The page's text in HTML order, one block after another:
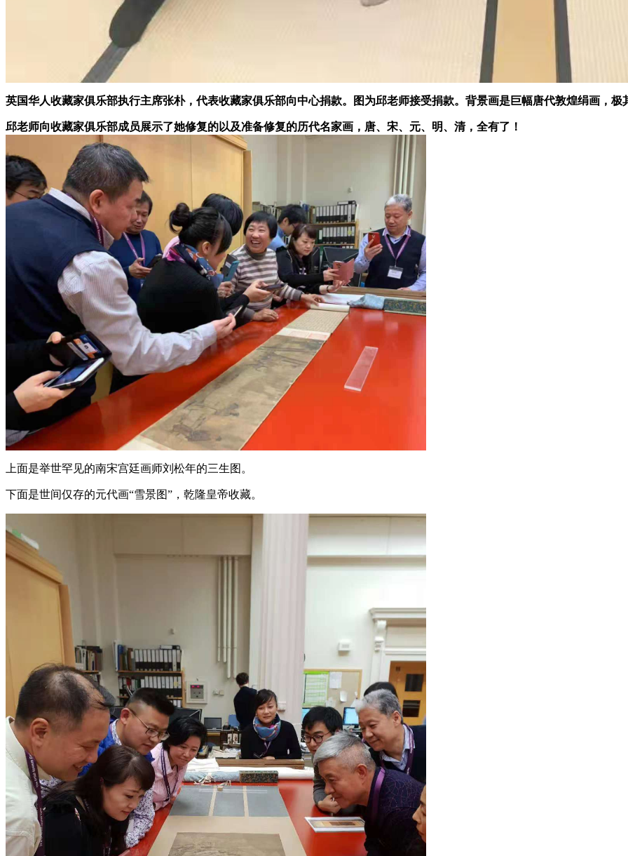
英国华人收藏家俱乐部执行主席张朴，代表收藏家俱乐部向中心捐款。图为邱老师接受捐款。背景画是巨幅唐代敦煌绢画，极
邱老师向收藏家俱乐部成员展示了她修复的以及准备修复的历代名家画，唐、宋、元、明、清，全有了！
上面是举世罕见的南宋宫廷画师刘松年的三生图。
下面是世间仅存的元代画“雪景图”，乾隆皇帝收藏。